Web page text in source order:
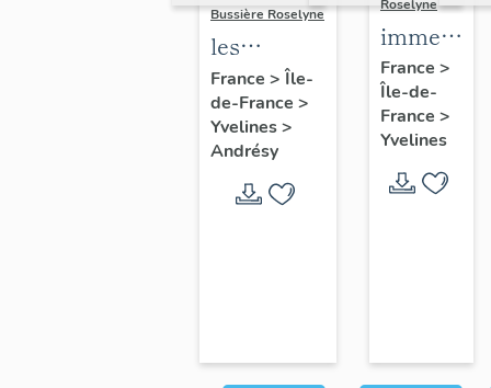
Bussière Roselyne
les
immeubles,
maisons et
fermes du
canton
d'Andrésy
France > Île-
de-France >
Yvelines>
Andrésy
Roselyne
maisons,
fermes
France >
Île-de-
France >
Yvelines